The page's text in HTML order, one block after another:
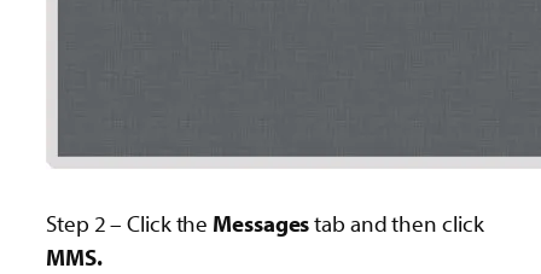
Step 2 – Click the Messagestab and then click
MMS.